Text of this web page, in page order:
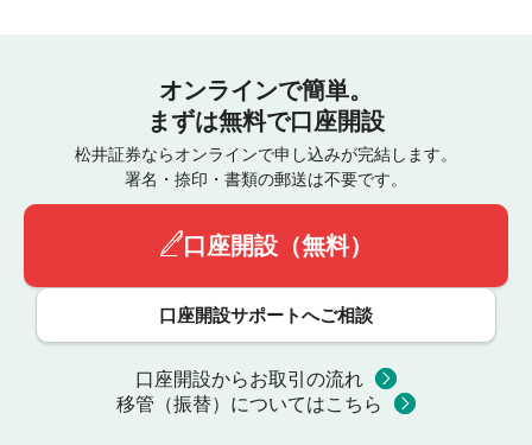
オンラインで簡単。
まずは無料で口座開設
松井証券ならオンラインで申し込みが完結します。
署名・捺印・書類の郵送は不要です。
口座開設（無料）
口座開設サポートへご相談
口座開設からお取引の流れ
移管（振替）についてはこちら